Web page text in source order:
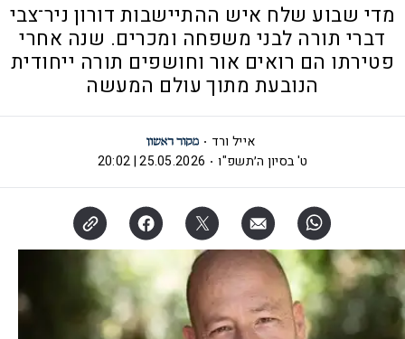
מדי שבוע שלח איש ההתיישבות דורון ניר־צבי
דברי תורה לבני משפחה ומכרים. שנה אחרי
פטירתו הם רואים אור וחושפים תורה ייחודית
הנובעת מתוך עולם המעשה
אייל ורד
ט' בסיון ה׳תשפ"ו
25.05.2026 | 20:02